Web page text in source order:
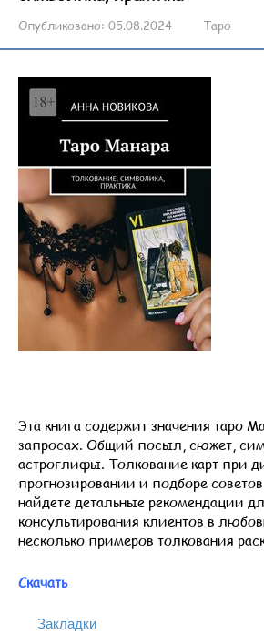
Опубликовано: 05.08.2024 Таро
Эта книга содержит значения таро
запросах. Общий посыл, сюжет,
астроглифы. Толкование карт при
прогнозировании и подборе
найдете детальные рекомендации
консультирования клиентов в
несколько примеров толкования
Скачать
Закладки